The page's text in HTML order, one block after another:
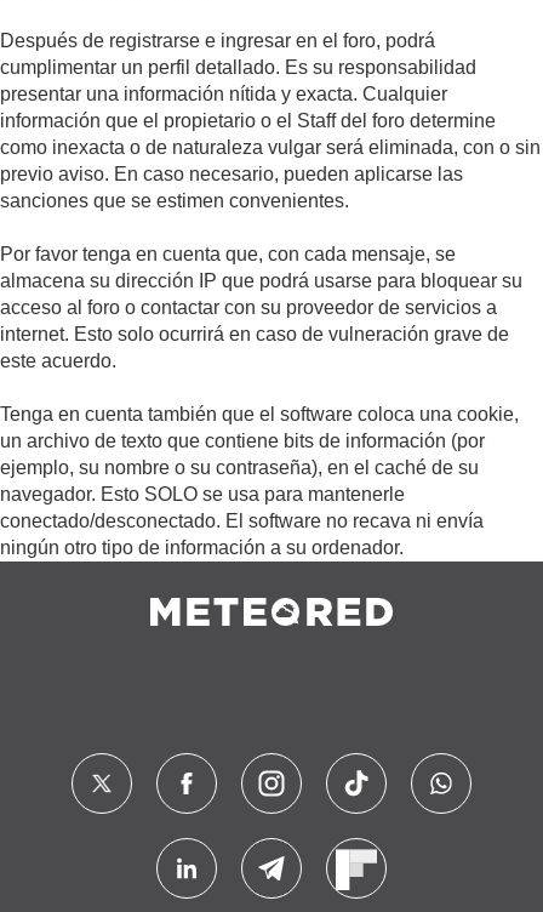
Después de registrarse e ingresar en el foro, podrá
cumplimentar un perfil detallado. Es su responsabilidad
presentar una información nítida y exacta. Cualquier
información que el propietario o el Staff del foro determine
como inexacta o de naturaleza vulgar será eliminada, con o sin
previo aviso. En caso necesario, pueden aplicarse las
sanciones que se estimen convenientes.
Por favor tenga en cuenta que, con cada mensaje, se
almacena su dirección IP que podrá usarse para bloquear su
acceso al foro o contactar con su proveedor de servicios a
internet. Esto solo ocurrirá en caso de vulneración grave de
este acuerdo.
Tenga en cuenta también que el software coloca una cookie,
un archivo de texto que contiene bits de información (por
ejemplo, su nombre o su contraseña), en el caché de su
navegador. Esto SOLO se usa para mantenerle
conectado/desconectado. El software no recava ni envía
ningún otro tipo de información a su ordenador.